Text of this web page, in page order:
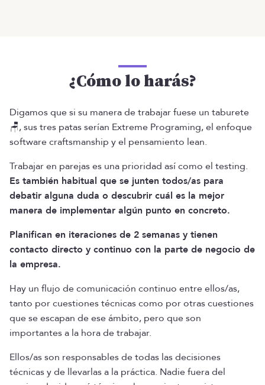
¿Cómo lo harás?
Digamos que si su manera de trabajar fuese un taburete
🪑, sus tres patas serían Extreme Programing, el enfoque
software craftsmanship y el pensamiento lean.
Trabajar en parejas es una prioridad así como el testing.
Es también habitual que se junten todos/as para
debatir alguna duda o descubrir cuál es la mejor
manera de implementar algún punto en concreto.
Planifican en iteraciones de 2 semanas y tienen
contacto directo y continuo con la parte de negocio de
la empresa.
Hay un flujo de comunicación continuo entre ellos/as,
tanto por cuestiones técnicas como por otras cuestiones
que se escapan de ese ámbito, pero que son
importantes a la hora de trabajar.
Ellos/as son responsables de todas las decisiones
técnicas y de llevarlas a la práctica. Nadie fuera del